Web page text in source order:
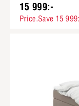
15 999:-
Price.Save 15